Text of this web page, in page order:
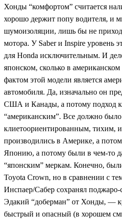
Хонды “комфортом” считается
хорошо держит попу водителя, и
шумоизоляции, лишь бы не
мотора. У Saber и Inspire уровень
для Honda исключительным. И
японском, сколько в
фактом этой модели является
автомобиля. Да, изначально он
США и Канады, а потому подход к
“американским”. Все должно
клиетоориентированным, тихим,
производились в Америке, а
Японию, а потому были в чем-то
“японским” меркам. Конечно,
Toyota Crown, но в сравнении с
Инспаер/Сабер сохранял
Эдакий “доберман” от Хонды, —
быстрый и опасный (в хорошем